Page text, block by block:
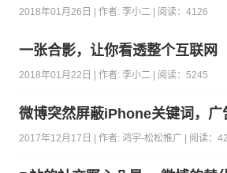
2018年01月26日 | 作者:李小二 | 阅读：4126
一张合影，让你看透整个互联网
2018年01月22日 | 作者:李小二 | 阅读：5245
微博突然屏蔽iPhone关键词，广
2017年12月17日 | 作者:鸿宇-松松推广 | 阅读：